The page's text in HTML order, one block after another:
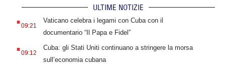
ULTIME NOTIZIE
.09:21
Vaticano celebra i legami con Cuba con il
documentario “Il Papa e Fidel”
.09:12
Cuba: gli Stati Uniti continuano a stringere la morsa
sull’economia cubana